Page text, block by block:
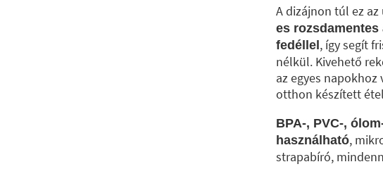
A dizájnon túl ez
es rozsdamentes
fedéllel , így segít
nélkül. Kivehető
az egyes
otthon készített
BPA-, PVC-,
használható,
strapabíró,